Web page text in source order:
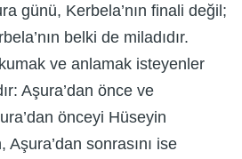
günü, Kerbela’nın finali değil;
belki de miladıdır.
ve anlamak isteyenler
Aşura’dan önce ve
önceyi Hüseyin
sonrasını ise